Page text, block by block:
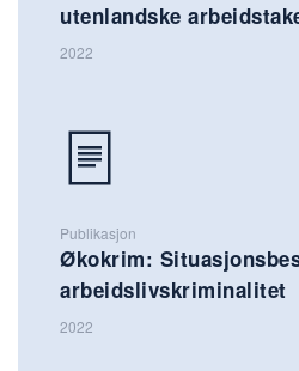
utenlandske
2022
Publikasjon
Økokrim:
arbeidslivskriminalitet
2022